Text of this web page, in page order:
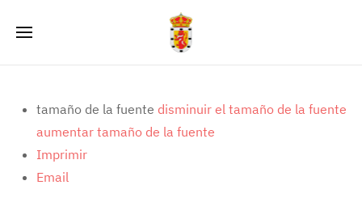
tamaño de la fuente disminuir el tamaño de la fuente
aumentar tamaño de la fuente
Imprimir
Email